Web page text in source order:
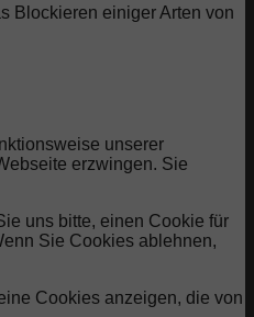
Blockieren einiger Arten von
unserer
erzwingen. Sie
uns bitte, einen Cookie für
Sie Cookies ablehnen,
Cookies anzeigen, die von